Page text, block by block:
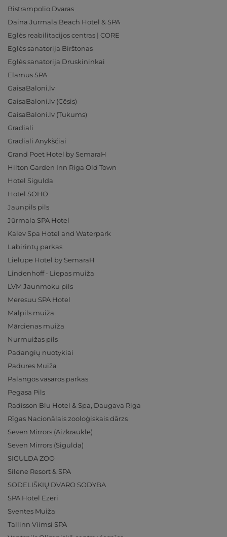
Bistrampolio Dvaras
Daina Jurmala Beach Hotel & SPA
Eglės reabilitacijos centras | CORE
Eglės sanatorija Birštonas
Eglės sanatorija Druskininkai
Elamus SPA
GaisaBaloni.lv
GaisaBaloni.lv (Cēsis)
GaisaBaloni.lv (Tukums)
Gradiali
Gradiali Anykščiai
Grand Poet Hotel by SemaraH
Hilton Garden Inn Riga Old Town
Hotel Sigulda
Hotel SOHO
Jaunpils pils
Jūrmala SPA Hotel
Kalev Spa Hotel and Waterpark
Labirintų parkas
Lielupe Hotel by SemaraH
Lindenhoff - Liepas muiža
LVM Jaunmoku pils
Meresuu SPA Hotel
Mālpils muiža
Mārcienas muiža
Nurmuižas pils
Padangių nuotykiai
Padures Muiža
Palangos vasaros parkas
Pegasa Pils
Radisson Blu Hotel & Spa, Daugava Riga
Rīgas Nacionālais zooloģiskais dārzs
Seven Mirrors (Aizkraukle)
Seven Mirrors (Sigulda)
SIGULDA ZOO
Silene Resort & SPA
SODELIŠKIŲ DVARO SODYBA
SPA Hotel Ezeri
Sventes Muiža
Tallinn Viimsi SPA